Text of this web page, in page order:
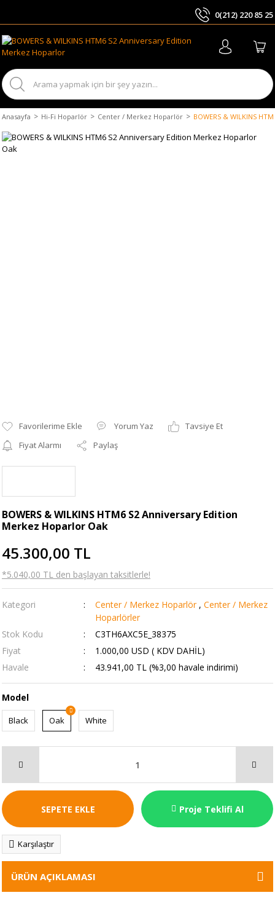
0(212) 220 85 25
Anasayfa Hi-Fi Hoparlör Center / Merkez Hoparlör BOWERS & WILKINS
Yorum Yaz
Tavsiye Et
Fiyat Alarmı
Paylaş
BOWERS & WILKINS HTM6 S2 Anniversary Edition
Merkez Hoparlor Oak
45.300,00 TL
*5.040,00 TL den başlayan taksitlerle!
Kategori Center / Merkez Hoparlör , Center / Merkez
Hoparlörler
Stok Kodu
C3TH6AXC5E_38375
Fiyat
1.000,00 USD ( KDV DAHİL)
Havale
43.941,00 TL (%3,00 havale indirimi)
Model
Black Oak White
SEPETE EKLE Proje Teklifi Al
Karşılaştır
ÜRÜN AÇIKLAMASI